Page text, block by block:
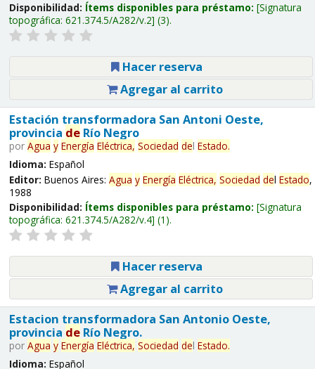
Disponibilidad: Ítems disponibles para préstamo: Signatura
topográfica: 621.374.5/A282/v.2 (3).
Hacer reserva
Agregar al carrito
Estación transformadora San Antoni Oeste,
provincia deRío Negro
por Agua y Energía Eléctrica, Sociedad del Estado.
Idioma: Español
Editor: Buenos Aires: Agua y Energía Eléctrica, Sociedad del Estado,
1988
Disponibilidad: Ítems disponibles para préstamo: Signatura
topográfica: 621.374.5/A282/v.4 (1).
Hacer reserva
Agregar al carrito
Estacion transformadora San Antonio Oeste,
provincia deRío Negro.
por Agua y Energía Eléctrica, Sociedad del Estado.
Idioma: Español